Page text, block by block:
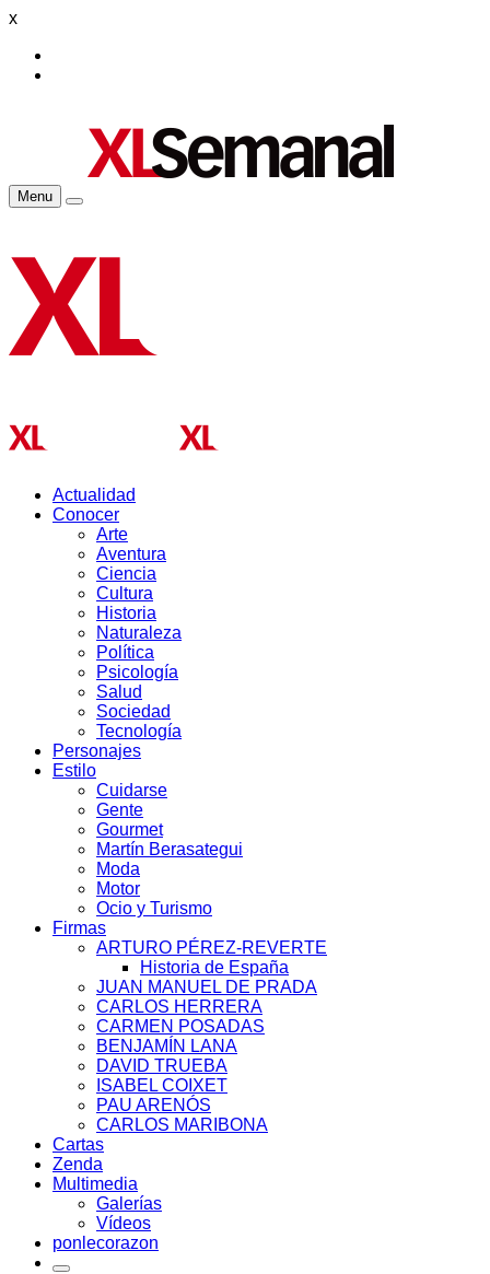
x
Menu
Actualidad
Conocer
Arte
Aventura
Ciencia
Cultura
Historia
Naturaleza
Política
Psicología
Salud
Sociedad
Tecnología
Personajes
Estilo
Cuidarse
Gente
Gourmet
Martín Berasategui
Moda
Motor
Ocio y Turismo
Firmas
ARTURO PÉREZ-REVERTE
Historia de España
JUAN MANUEL DE PRADA
CARLOS HERRERA
CARMEN POSADAS
BENJAMÍN LANA
DAVID TRUEBA
ISABEL COIXET
PAU ARENÓS
CARLOS MARIBONA
Cartas
Zenda
Multimedia
Galerías
Vídeos
ponlecorazon